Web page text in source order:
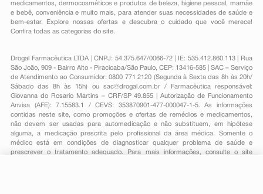
medicamentos , dermocosméticos e produtos de beleza, higiene pessoal ,mamãe
e bebê, conveniênciae muito mais, para atender suas necessidades de saúde e
bem-estar. Explore nossas ofertas e descubra o cuidado que você merece!
Confira todas as categorias do site.
Drogal Farmacêutica LTDA | CNPJ: 54.375.647/0066-72 | IE: 535.412.860.113 | Rua
São João, 909 - Bairro Alto - Piracicaba/São Paulo, CEP: 13416-585 | SAC – Serviço
de Atendimento ao Consumidor: 0800 771 2120 (Segunda à Sexta das 8h às 20h/
Sábado das 8h às 15h) ou sac@drogal.com.br/ Farmacêutica responsável:
Giovanna do Rosario Martins – CRF/SP 49.855 | Autorização de Funcionamento
Anvisa (AFE): 7.15583.1 / CEVS: 353870901-477-000047-1-5. As informações
contidas neste site, como promoções e ofertas de remédios e medicamentos,
não devem ser usadas para automedicação e não substituem, em hipótese
alguma, a medicação prescrita pelo profissional da área médica. Somente o
médico está em condições de diagnosticar qualquer problema de saúde e
prescrever o tratamento adequado. Para mais informações, consulte o site